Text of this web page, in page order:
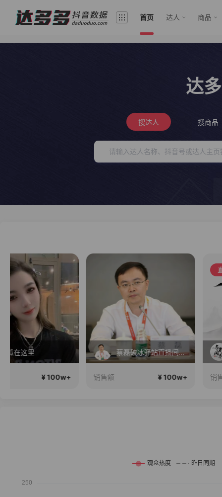
首页 达人 商品
达
搜达人 搜商品
蔡磊破冰驿站直播间好物分享
¥ 100w+
直播中
2026行稳致远
¥